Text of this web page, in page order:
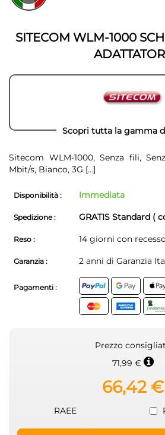
della
galleria
immagini
SITECOM WLM-1000
Scopri tutta la gamma
Sitecom WLM-1000, Senza fili,
Mbit/s, Bianco, 3G [...]
Disponibilità : Immediata
Spedizione : GRATIS Standard (
Reso : 14 giorni con
Garanzia : 2 anni di Garanzia
Pagamenti :
Prezzo
71,99 €
66,42 €
RAEE